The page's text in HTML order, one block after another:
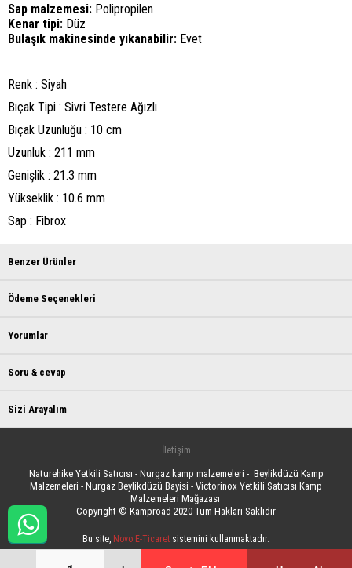
Sap malzemesi: Polipropilen
Kenar tipi: Düz
Bulaşık makinesinde yıkanabilir: Evet
Renk : Siyah
Bıçak Tipi : Sivri Testere Ağızlı
Bıçak Uzunluğu : 10 cm
Uzunluk : 211 mm
Genişlik : 21.3 mm
Yükseklik : 10.6 mm
Sap : Fibrox
Benzer Ürünler
Ödeme Seçenekleri
Yorumlar
Soru & cevap
Sizi Arayalım
İletişim
Naturehike Yetkili Satıcısı - Nurgaz kamp malzemeleri - Beylikdüzü Kamp
Malzemeleri - Nurgaz Beylikdüzü Bayisi - Victorinox Yetkili Satıcısı Kamp
Malzemeleri Mağazası
Copyright © Kamproad 2020 Tüm Hakları Saklıdır
Bu site, Novo E-Ticaret sistemini kullanmaktadır.